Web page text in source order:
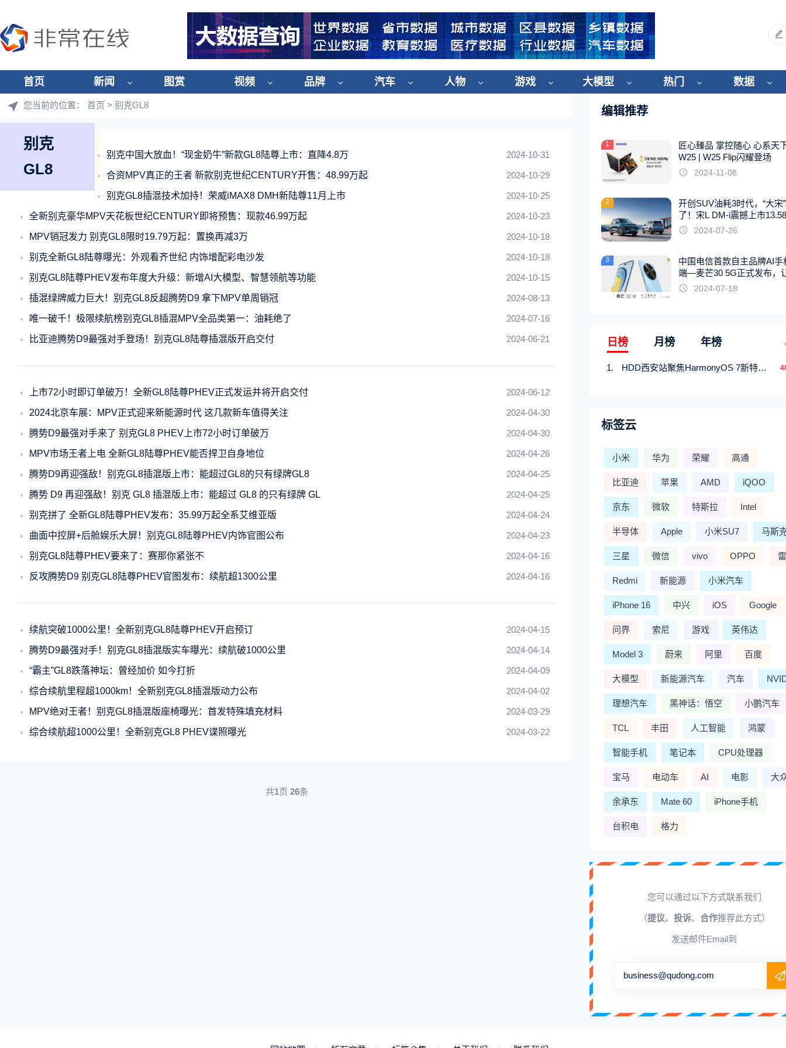
首页 新闻 图赏 视频 品牌 汽车 人物 游戏 大模型 热门 数据
您当前的位置： 首页 > 别克GL8
别克
GL8
2024-10-31
别克中国大放血！“现金奶牛”新款GL8陆尊上市：直降4.8万
2024-10-29
合资MPV真正的王者 新款别克世纪CENTURY开售：48.99万起
2024-10-25
别克GL8插混技术加持！荣威iMAX8 DMH新陆尊11月上市
2024-10-23
全新别克豪华MPV天花板世纪CENTURY即将预售：现款46.99万起
2024-10-18
MPV销冠发力 别克GL8限时19.79万起：置换再减3万
2024-10-18
别克全新GL8陆尊曝光：外观看齐世纪 内饰增配彩电沙发
2024-10-15
别克GL8陆尊PHEV发布年度大升级：新增AI大模型、智慧领航等功能
2024-08-13
插混绿牌威力巨大！别克GL8反超腾势D9 拿下MPV单周销冠
2024-07-16
唯一破千！极限续航榜别克GL8插混MPV全品类第一：油耗绝了
2024-06-21
比亚迪腾势D9最强对手登场！别克GL8陆尊插混版开启交付
2024-06-12
上市72小时即订单破万！全新GL8陆尊PHEV正式发运并将开启交付
2024-04-30
2024北京车展：MPV正式迎来新能源时代 这几款新车值得关注
2024-04-30
腾势D9最强对手来了 别克GL8 PHEV上市72小时订单破万
2024-04-26
MPV市场王者上电 全新GL8陆尊PHEV能否捍卫自身地位
2024-04-25
腾势D9再迎强敌！别克GL8插混版上市：能超过GL8的只有绿牌GL8
2024-04-25
腾势 D9 再迎强敌！别克 GL8 插混版上市：能超过 GL8 的只有绿牌 GL
2024-04-24
别克拼了 全新GL8陆尊PHEV发布：35.99万起全系艾维亚版
2024-04-23
曲面中控屏+后舱娱乐大屏！别克GL8陆尊PHEV内饰官图公布
2024-04-16
别克GL8陆尊PHEV要来了：赛那你紧张不
2024-04-16
反攻腾势D9 别克GL8陆尊PHEV官图发布：续航超1300公里
2024-04-15
续航突破1000公里！全新别克GL8陆尊PHEV开启预订
2024-04-14
腾势D9最强对手！别克GL8插混版实车曝光：续航破1000公里
2024-04-09
“霸主”GL8跌落神坛：曾经加价 如今打折
2024-04-02
综合续航里程超1000km！全新别克GL8插混版动力公布
2024-03-29
MPV绝对王者！别克GL8插混版座椅曝光：首发特殊填充材料
2024-03-22
综合续航超1000公里！全新别克GL8 PHEV谍照曝光
共1页 26条
编辑推荐
1
匠心臻品 掌控随心 心系天
W25 | W25 Flip闪耀登场
2024-11-08
2
开创SUV油耗3时代，“大宋
了！宋L DM-i震撼上市
起
2024-07-26
3
中国电信首款自主品牌AI手
端—麦芒30 5G正式发布，
触手可及2024-07-18
日榜 月榜 年榜
HDD西安站聚焦HarmonyOS 7新特性，解锁从互联到智能的应用开发新范式
标签云
小米 华为 荣耀 高通
比亚迪 苹果 AMD iQOO
京东 微软 特斯拉 Intel
半导体 Apple 小米SU7 马斯
三星 微信 vivo OPPO
Redmi 新能源 小米汽车
iPhone 16 中兴 iOS Google
问界 索尼 游戏 英伟达
Model 3 蔚来 阿里 百度
大模型 新能源汽车 汽车
理想汽车 黑神话：悟空 小鹏汽车
TCL 丰田 人工智能 鸿蒙
智能手机 笔记本 CPU处理器
宝马 电动车 AI 电影 大
余承东 Mate 60 iPhone手机
台积电 格力
您可以通过以下方式联系我们
（提议、 投诉、 合作推荐此方式）
发送邮件Email到
business@qudong.com